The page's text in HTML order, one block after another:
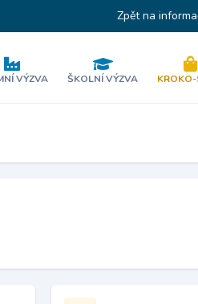
Zpět na
VÝZVA ŠKOLNÍ VÝZVA